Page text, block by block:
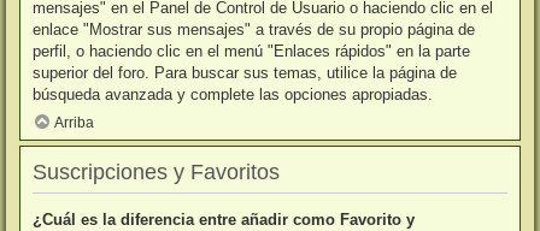
mensajes" en el Panel de Control de Usuario o haciendo clic en el
enlace "Mostrar sus mensajes" a través de su propio página de
perfil, o haciendo clic en el menú "Enlaces rápidos" en la parte
superior del foro. Para buscar sus temas, utilice la página de
búsqueda avanzada y complete las opciones apropiadas.
Arriba
Suscripciones y Favoritos
¿Cuál es la diferencia entre añadir como Favorito y